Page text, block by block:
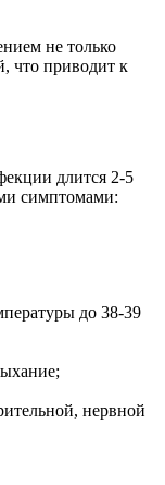
не только
что приводит к
длится 2-5
симптомами:
до 38-39
нервной